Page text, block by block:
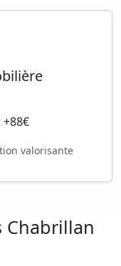
valorisante
Chabrillan